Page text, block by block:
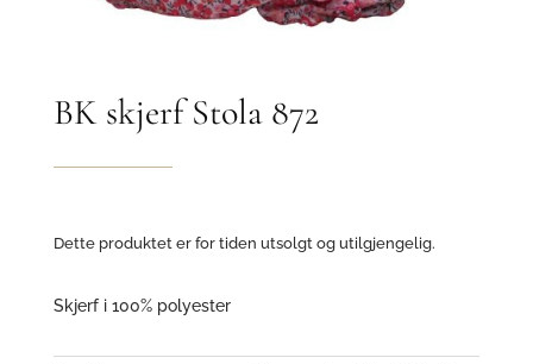
BK skjerf Stola 872
Dette produktet er for tiden utsolgt og utilgjengelig.
Skjerf i 100% polyester